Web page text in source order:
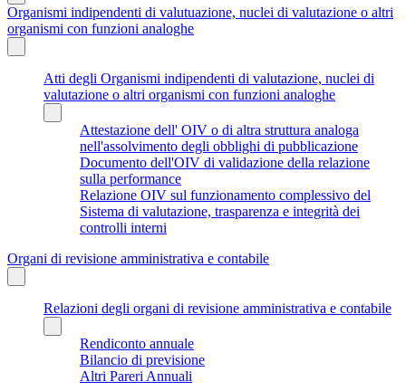
Organismi indipendenti di valutuazione, nuclei di valutazione o altri
organismi con funzioni analoghe
Atti degli Organismi indipendenti di valutazione, nuclei di
valutazione o altri organismi con funzioni analoghe
Attestazione dell' OIV o di altra struttura analoga
nell'assolvimento degli obblighi di pubblicazione
Documento dell'OIV di validazione della relazione
sulla performance
Relazione OIV sul funzionamento complessivo del
Sistema di valutazione, trasparenza e integrità dei
controlli interni
Organi di revisione amministrativa e contabile
Relazioni degli organi di revisione amministrativa e contabile
Rendiconto annuale
Bilancio di previsione
Altri Pareri Annuali